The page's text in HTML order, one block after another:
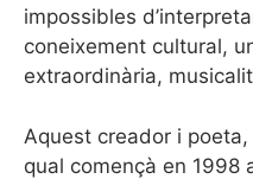
impossibles
coneixement cultural,
extraordinària,
Aquest creador i
qual començà en 1998